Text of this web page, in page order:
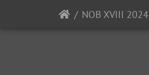
NOB XVIII 2024